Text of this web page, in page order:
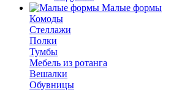
Малые формы
Комоды
Стеллажи
Полки
Тумбы
Мебель из ротанга
Вешалки
Обувницы